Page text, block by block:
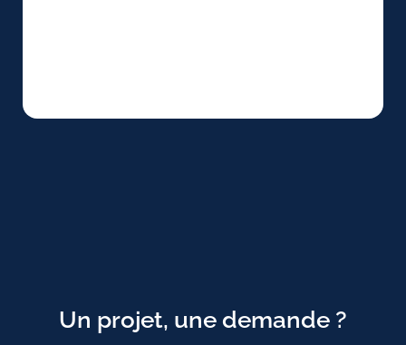
Un projet, une demande ?